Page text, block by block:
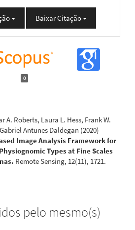
Baixar Citação
0
A. Roberts, Laura L. Hess, Frank W.
Antunes Daldegan (2020)
Image Analysis Framework for
Types at Fine Scales
Remote Sensing, 12(11), 1721.
Macedo, Paulo Tarso Sanches
Homem Antunes, Valdemir Lucio
Fidalgo, Daniel Fonseca de
pelo mesmo(s)